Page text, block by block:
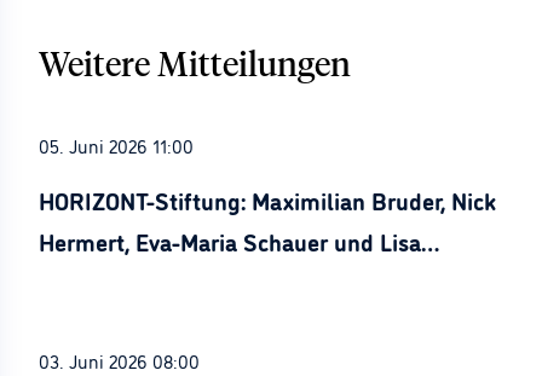
Weitere Mitteilungen
05. Juni 2026 11:00
HORIZONT-Stiftung: Maximilian Bruder, Nick
Hermert, Eva-Maria Schauer und Lisa
03. Juni 2026 08:00